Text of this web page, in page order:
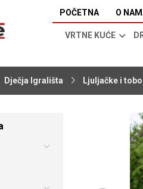
POČETNA O
VRTNE KUĆE
Dječja Igrališta Ljuljačke i